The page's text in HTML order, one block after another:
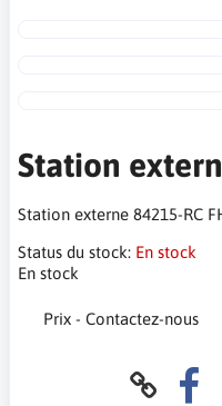
Station
Station externe 84215-RC
Status du stock: En stock
En stock
Prix - Contactez-nous